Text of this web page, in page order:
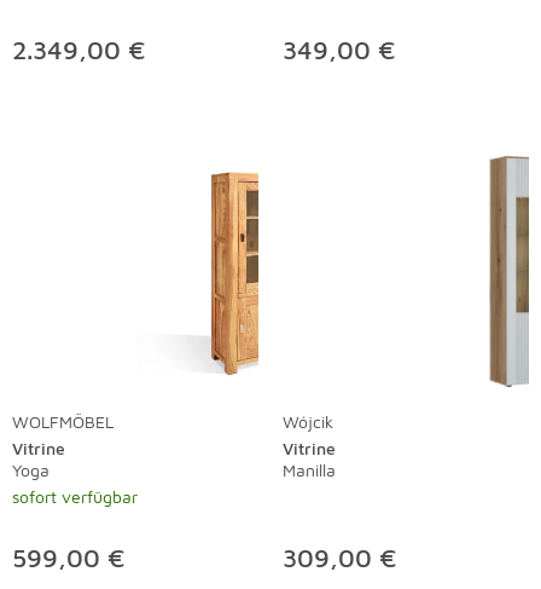
2.349,00 € 349,00 €
WOLFMÖBEL
Vitrine
Yoga
sofort verfügbar
599,00 €
Wójcik
Vitrine
Manilla
309,00 €